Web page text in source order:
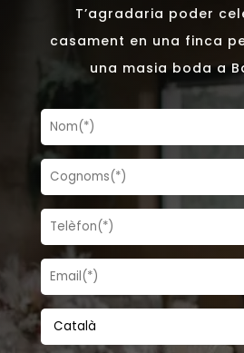
T’agradaria poder
casament en una finca
una masia boda a